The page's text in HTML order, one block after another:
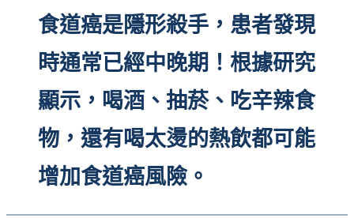
食道癌是隱形殺手，患者發現
時通常已經中晚期！根據研究
顯示，喝酒、抽菸、吃辛辣食
物，還有喝太燙的熱飲都可能
增加食道癌風險。